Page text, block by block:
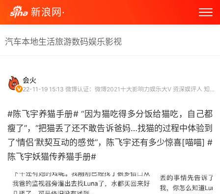
新浪网·
汽车本地生活旅游数码娱乐影视
会火
22-11-19 15:13 微博认证：微博2021十大影响力娱乐大V 资深娱评人 知名娱乐博主
#陈飞宇养猫手册# “因为猫吃得多分饭给猫吃，自己都
瘦了”，“把猫丢了还不敢告诉爸妈…找猫的过程中体验到
了‘情侣’默契互动的感觉”，陈飞宇还有多少惊喜[喵喵] #
陈飞宇妖猫传养猫手册# ​